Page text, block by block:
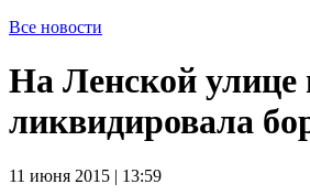
Все новости
На Ленской улице
ликвидировала
11 июня 2015 | 13:59